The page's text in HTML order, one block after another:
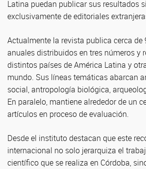
Latina puedan publicar sus resultados
exclusivamente de editoriales
Actualmente la revista publica cerca de
anuales distribuidos en tres números y
distintos países de América Latina y
mundo. Sus líneas temáticas abarcan
social, antropología biológica,
En paralelo, mantiene alrededor de un
artículos en proceso de evaluación.
Desde el instituto destacan que este
internacional no solo jerarquiza el
científico que se realiza en Córdoba,